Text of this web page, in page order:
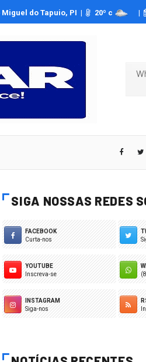
Oliveira relata ser vítima de deepfakes
Miguel do Tapuio, PI | 20º c |
SIGA NOSSAS REDES
FACEBOOK
Curta-nos
YOUTUBE
Inscreva-se
INSTAGRAM
Siga-nos